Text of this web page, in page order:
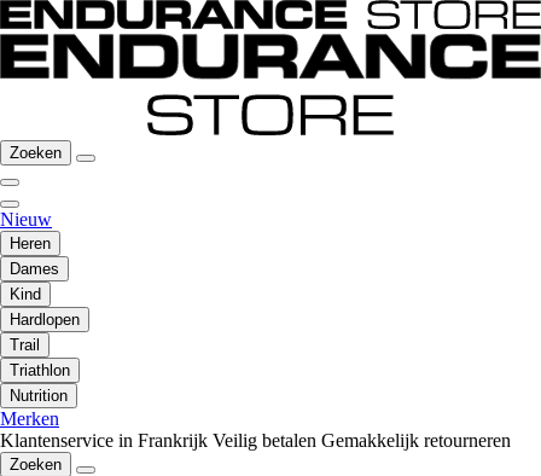
Zoeken
Nieuw
Heren
Dames
Kind
Hardlopen
Trail
Triathlon
Nutrition
Merken
Klantenservice in Frankrijk Veilig betalen Gemakkelijk retourneren
Zoeken